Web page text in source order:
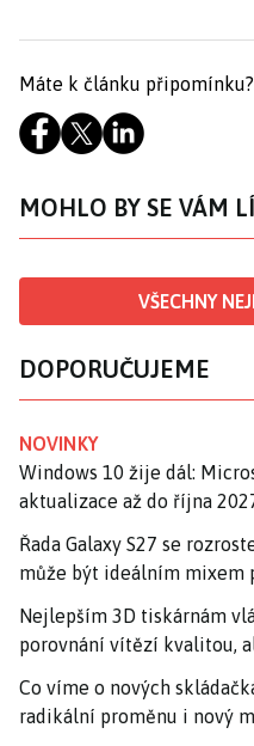
Máte k článku připomínku?
MOHLO BY SE VÁM
VŠECHNY
DOPORUČUJEME
NOVINKY
Windows 10 žije dál:
aktualizace až do října
Řada Galaxy S27 se
může být ideálním mixem
Nejlepším 3D tiskárnám
porovnání vítězí kvalitou,
Co víme o nových
radikální proměnu i nový